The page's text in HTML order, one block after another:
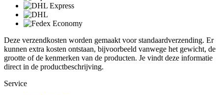
Deze verzendkosten worden gemaakt voor standaardverzending. Er
kunnen extra kosten ontstaan, bijvoorbeeld vanwege het gewicht, de
grootte of de kenmerken van de producten. Je vindt deze informatie
direct in de productbeschrijving.
Service